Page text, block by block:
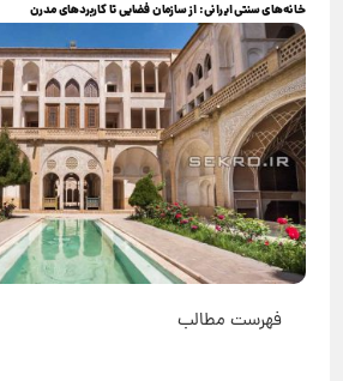
خانه‌های سنتی ایرانی: از سازمان فضایی تا کاربردهای مدرن
فهرست مطالب